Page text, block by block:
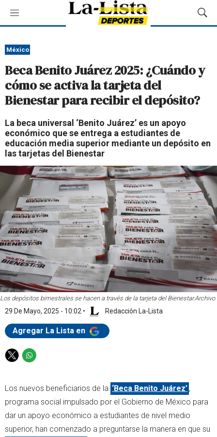
M
e
ú
M
o
a
r
e
d
México
Beca Benito Juárez 2025: ¿Cuándo y
cómo se activa la tarjeta del
Bienestar para recibir el depósito?
La beca universal ‘Benito Juárez’ es un apoyo
económico que se entrega a estudiantes de
educación media superior mediante un depósito en
las tarjetas del Bienestar
Los depósitos bimestrales se hacen a través de la tarjeta del Bienestar.Archivo
29 De Mayo, 2025 - 10:02 • Redacción La-Lista
Agregar La Lista en
T
t
t
r
W
t
s
p
p
Los nuevos beneficiarios de la ‘Beca Benito Juárez’ ,
programa social impulsado por el Gobierno de México para
dar un apoyo económico a estudiantes de nivel medio
superior, han comenzado a preguntarse la manera en que su